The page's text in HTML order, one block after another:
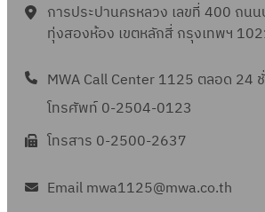
การประปานครหลวง เลขที่ 400 ถน
ทุ่งสองห้อง เขตหลักสี่ กรุงเทพฯ
MWA Call Center 1125 ตลอด 24
โทรศัพท์ 0-2504-0123
โทรสาร 0-2500-2637
Email mwa1125@mwa.co.th